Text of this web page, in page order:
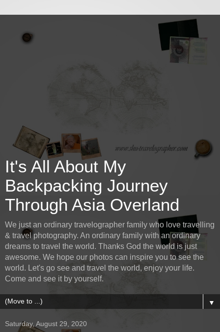
It's All About My
Backpacking Journey
Through Asia Overland
We just an ordinary travelographer family who love travelling
& travel photography. An ordinary family with an ordinary
dreams to travel the world. Thanks God the world is just
awesome. We hope our photos can inspire you to see the
world. Let's go see and travel the world, enjoy your life.
Come and see it by yourself.
▼
Saturday, August 29, 2020